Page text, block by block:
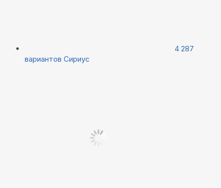
4 287
вариантов Сириус